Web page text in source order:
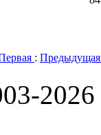
:
2026